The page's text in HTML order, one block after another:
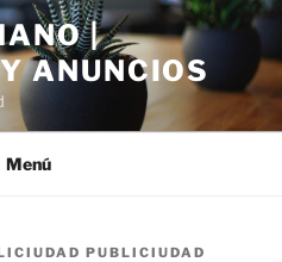
|
ANUNCIOS
Menú
PUBLICIUDAD